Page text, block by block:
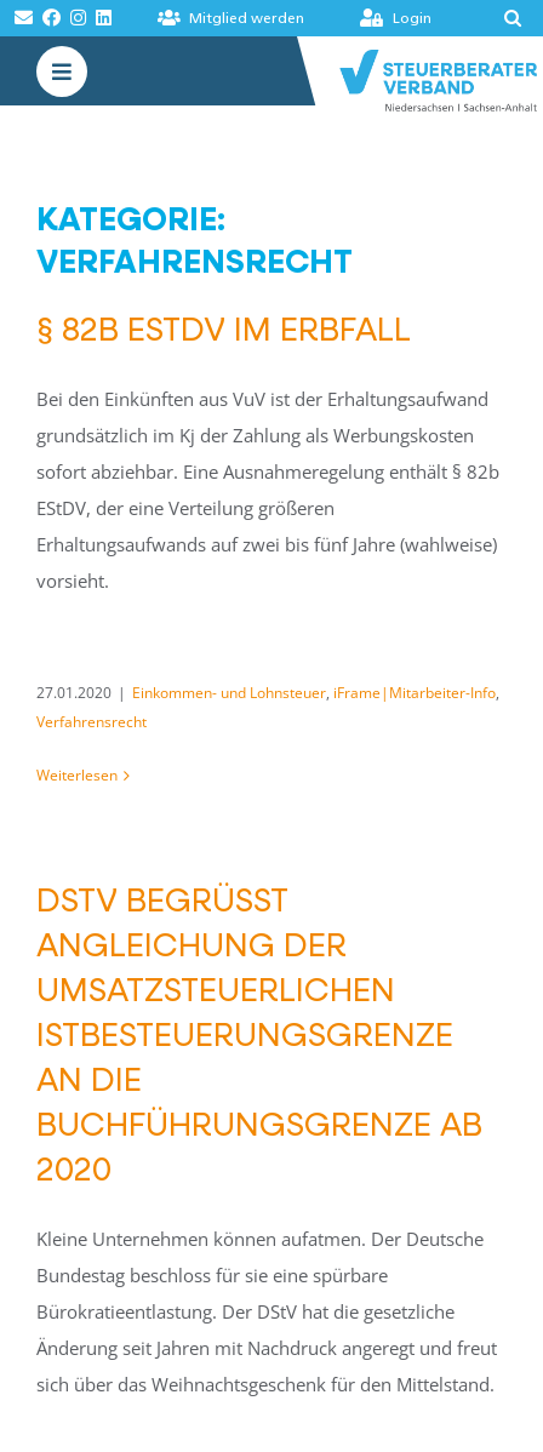
Zum
Inhalt
springen
Mitglied werden Login
Toggle
Navigation
MELDUNGEN
KATEGORIE:
VERFAHRENSRECHT
§ 82B ESTDV IM ERBFALL
Bei den Einkünften aus VuV ist der Erhaltungsaufwand
grundsätzlich im Kj der Zahlung als Werbungskosten
sofort abziehbar. Eine Ausnahmeregelung enthält § 82b
EStDV, der eine Verteilung größeren
Erhaltungsaufwands auf zwei bis fünf Jahre (wahlweise)
vorsieht.
27.01.2020 | Einkommen- und Lohnsteuer, iFrame|Mitarbeiter-Info,
Verfahrensrecht
Weiterlesen
DSTV BEGRÜSST A
NGLEICHUNG DER U
MSATZSTEUERLICHEN I
STBESTEUERUNGSGRENZE A
N DIE B
UCHFÜHRUNGSGRENZE AB 2
020
Kleine Unternehmen können aufatmen. Der Deutsche
Bundestag beschloss für sie eine spürbare
Bürokratieentlastung. Der DStV hat die gesetzliche
Änderung seit Jahren mit Nachdruck angeregt und freut
sich über das Weihnachtsgeschenk für den Mittelstand.